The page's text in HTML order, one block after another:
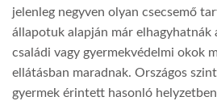
jelenleg negyven olyan csecsemő
állapotuk alapján már elhagyhatnák
családi vagy gyermekvédelmi okok
ellátásban maradnak. Országos
gyermek érintett hasonló